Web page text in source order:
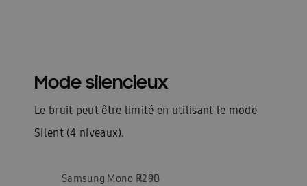
Mode silencieux
Le bruit peut être limité en utilisant le mode
Silent (4 niveaux).
Samsung Mono R290
41dB